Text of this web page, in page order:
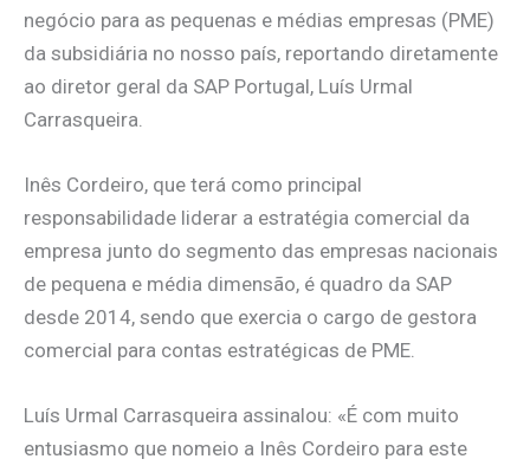
negócio para as pequenas e médias empresas (PME)
da subsidiária no nosso país, reportando diretamente
ao diretor geral da SAP Portugal, Luís Urmal
Carrasqueira.
Inês Cordeiro, que terá como principal
responsabilidade liderar a estratégia comercial da
empresa junto do segmento das empresas nacionais
de pequena e média dimensão, é quadro da SAP
desde 2014, sendo que exercia o cargo de gestora
comercial para contas estratégicas de PME.
Luís Urmal Carrasqueira assinalou: «É com muito
entusiasmo que nomeio a Inês Cordeiro para este